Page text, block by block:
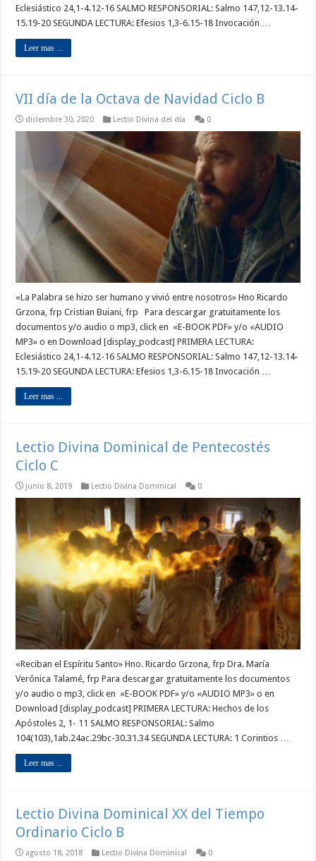
Eclesiástico 24,1-4.12-16 SALMO RESPONSORIAL: Salmo 147,12-13.14-
15.19-20 SEGUNDA LECTURA: Efesios 1,3-6.15-18 Invocación …
Leer mas ...
VII día de la Octava de Navidad Ciclo B
diciembre 30, 2020 Lectio Divina del día 0
«La Palabra se hizo ser humano y vivió entre nosotros» Hno Ricardo
Grzona, frp Cristian Buiani, frp Para descargar gratuitamente los
documentos y/o audio o mp3, click en «E-BOOK PDF» y/o «AUDIO
MP3» o en Download [display_podcast] PRIMERA LECTURA:
Eclesiástico 24,1-4.12-16 SALMO RESPONSORIAL: Salmo 147,12-13.14-
15.19-20 SEGUNDA LECTURA: Efesios 1,3-6.15-18 Invocación …
Leer mas ...
Lectio Divina Dominical de Pentecostés
Ciclo C
junio 8, 2019 Lectio Divina Dominical 0
«Reciban el Espíritu Santo» Hno. Ricardo Grzona, frp Dra. María
Verónica Talamé, frp Para descargar gratuitamente los documentos
y/o audio o mp3, click en «E-BOOK PDF» y/o «AUDIO MP3» o en
Download [display_podcast] PRIMERA LECTURA: Hechos de los
Apóstoles 2, 1- 11 SALMO RESPONSORIAL: Salmo
104(103),1ab.24ac.29bc-30.31.34 SEGUNDA LECTURA: 1 Corintios …
Leer mas ...
Lectio Divina Dominical XX del Tiempo
Ordinario Ciclo B
agosto 18, 2018 Lectio Divina Dominical 0